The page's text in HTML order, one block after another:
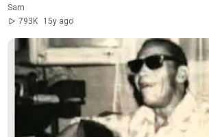
Sam
793K
15y ago